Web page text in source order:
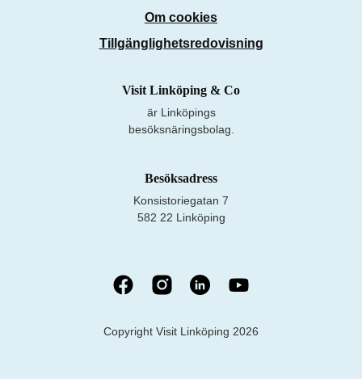
Om cookies
Tillgänglighetsredovisning
Visit Linköping & Co
är Linköpings
besöksnäringsbolag.
Besöksadress
Konsistoriegatan 7
582 22 Linköping
Copyright Visit Linköping 2026